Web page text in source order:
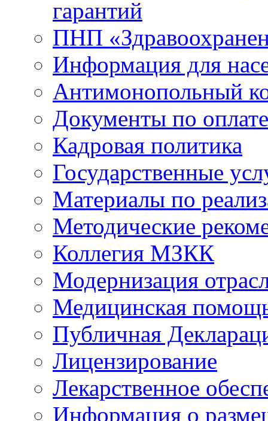
гарантий
ПНП
Информация для
Антимонопольный
Документы по
Кадровая политика
Государственные
Материалы по
Методические
Коллегия МЗКК
Модернизация
Медицинская
Публичная
Лицензирование
Лекарственное
Информация о